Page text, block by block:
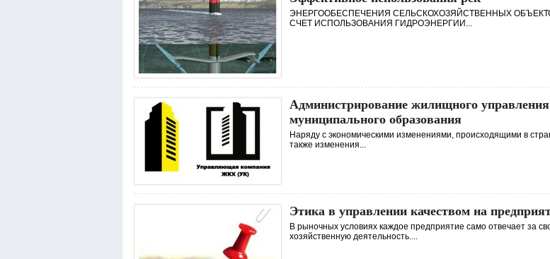
ЭНЕРГООБЕСПЕЧЕНИЯ СЕЛЬСКОХОЗЯЙСТВЕННЫХ
СЧЕТ ИСПОЛЬЗОВАНИЯ ГИДРОЭНЕРГИИ...
Администрирование жилищного управления
муниципального образования
Наряду с экономическими изменениями, происходящими в
также изменения...
Этика в управлении качеством на
В рыночных условиях каждое предприятие само отвечает за
хозяйственную деятельность....